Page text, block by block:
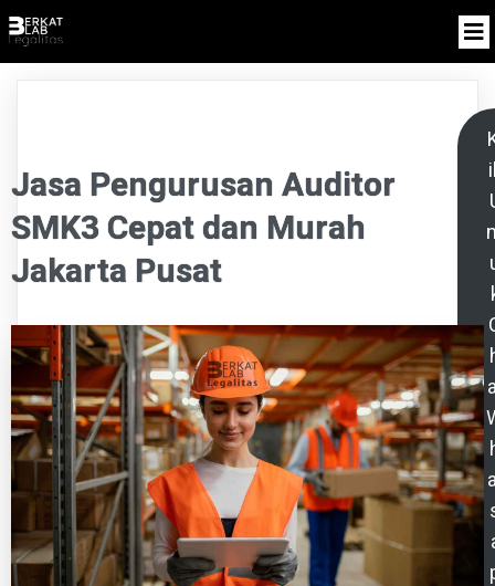
Jasa Pengurusan Auditor
SMK3 Cepat dan Murah
Jakarta Pusat